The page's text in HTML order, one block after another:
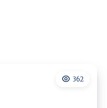
362